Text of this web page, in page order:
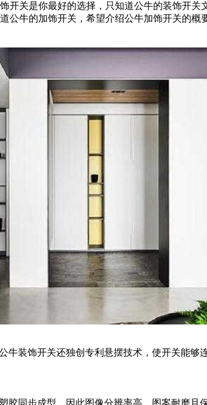
关是你最好的选择，只知道公牛的装饰开
牛的加饰开关，希望介绍公牛加饰开关的
装饰开关还独创专利悬摆技术，使开关能够
同步成型，因此图像分辨率高，图案耐磨且